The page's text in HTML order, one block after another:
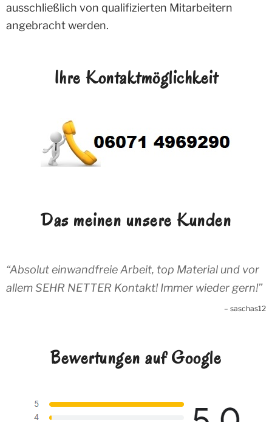
ausschließlich von qualifizierten Mitarbeitern
angebracht werden.
Ihre Kontaktmöglichkeit
Das meinen unsere Kunden
Absolut einwandfreie Arbeit, top Material und vor
allem SEHR NETTER Kontakt! Immer wieder gern!
saschas12
Bewertungen auf Google